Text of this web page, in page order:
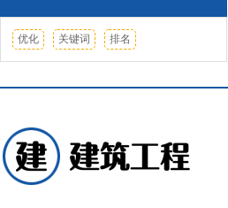
优化 关键词 排名